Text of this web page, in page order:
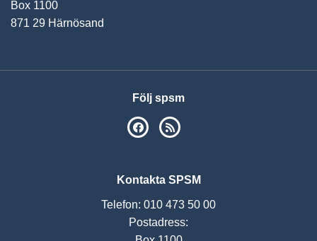
Box 1100
871 29 Härnösand
Följ spsm
SPSM på Facebook
Kontakta SPSM
Telefon: 010 473 50 00
Postadress: